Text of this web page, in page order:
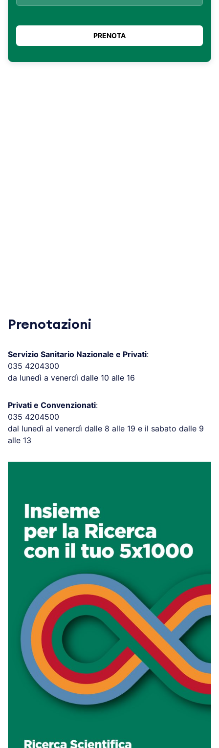
Prenotazioni
Servizio Sanitario Nazionale e Privati:
035 4204300
da lunedì a venerdì dalle 10 alle 16
Privati e Convenzionati:
035 4204500
dal lunedì al venerdì dalle 8 alle 19 e il sabato dalle 9
alle 13